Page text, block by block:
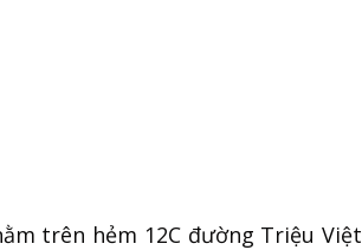
trên hẻm 12C đường Triệu Việt